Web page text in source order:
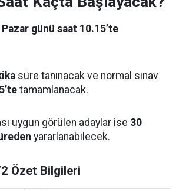
günü saat 10.15’te
süre tanınacak ve normal sınav
tamamlanacak.
uygun görülen adaylar ise 30
yararlanabilecek.
Özet Bilgileri